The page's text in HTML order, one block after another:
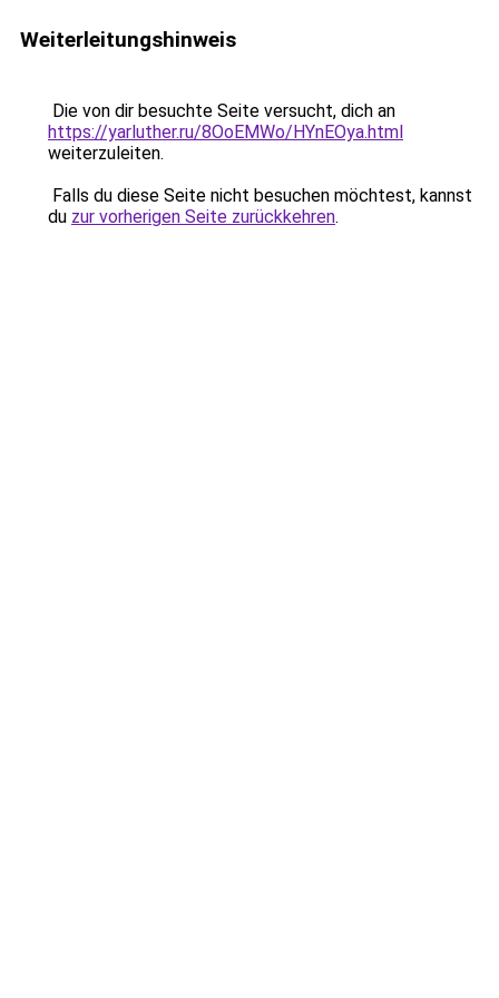
Weiterleitungshinweis
Die von dir besuchte Seite versucht, dich an
https://yarluther.ru/8OoEMWo/HYnEOya.html
weiterzuleiten.
Falls du diese Seite nicht besuchen möchtest, kannst
du zur vorherigen Seite zurückkehren.